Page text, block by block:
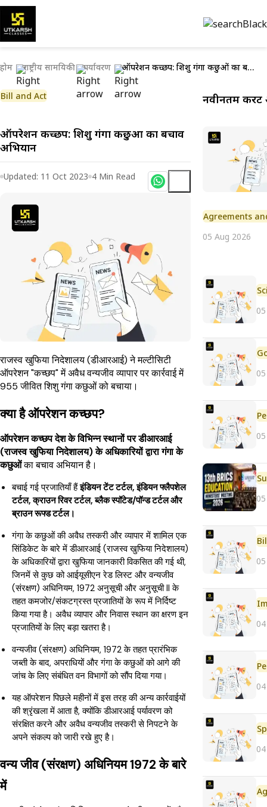
होम राष्ट्रीय सामयिकी पर्यावरण ऑपरेशन कच्छप: शिशु गंगा कछुओं का बचाव अभियान
Bill and Act
ऑपरेशन कच्छप: शिशु गंगा कछुओं का बचाव
अभियान
Updated: 11 Oct 2023 4 Min Read
राजस्व खुफिया निदेशालय (डीआरआई) ने मल्टीसिटी
ऑपरेशन "कच्छप" में अवैध वन्यजीव व्यापार पर कार्रवाई में
955 जीवित शिशु गंगा कछुओं को बचाया।
क्या है ऑपरेशन कच्छप?
ऑपरेशन कच्छप देश के विभिन्न स्थानों पर डीआरआई
(राजस्व खुफिया निदेशालय) के अधिकारियों द्वारा गंगा के
कछुओंका बचाव अभियान है।
बचाई गई प्रजातियाँ हैंइंडियन टेंट टर्टल, इंडियन फ्लैपशेल
टर्टल, क्राउन रिवर टर्टल, ब्लैक स्पॉटेड/पॉन्ड टर्टल और
ब्राउन रूफ्ड टर्टल।
गंगा के कछुओं की अवैध तस्करी और व्यापार में शामिल एक
सिंडिकेट के बारे में डीआरआई (राजस्व खुफिया निदेशालय)
के अधिकारियों द्वारा खुफिया जानकारी विकसित की गई थी,
जिनमें से कुछ को आईयूसीएन रेड लिस्ट और वन्यजीव
(संरक्षण) अधिनियम, 1972 अनुसूची और अनुसूची II के
तहत कमजोर/संकटग्रस्त प्रजातियों के रूप में निर्दिष्ट
किया गया है। अवैध व्यापार और निवास स्थान का क्षरण इन
प्रजातियों के लिए बड़ा खतरा है।
वन्यजीव (संरक्षण) अधिनियम, 1972 के तहत प्रारंभिक
जब्ती के बाद, अपराधियों और गंगा के कछुओं को आगे की
जांच के लिए संबंधित वन विभागों को सौंप दिया गया।
यह ऑपरेशन पिछले महीनों में इस तरह की अन्य कार्रवाईयों
की श्रृंखला में आता है, क्योंकि डीआरआई पर्यावरण को
संरक्षित करने और अवैध वन्यजीव तस्करी से निपटने के
अपने संकल्प को जारी रखे हुए है।
वन्य जीव (संरक्षण) अधिनियम 1972 के बारे
में
नवीनतम करेंट
Agreements
05 Aug 2026